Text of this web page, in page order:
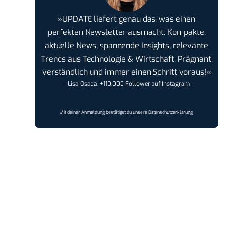
»UPDATE liefert genau das, was einen
perfekten Newsletter ausmacht: Kompakte,
aktuelle News, spannende Insights, relevante
Trends aus Technologie & Wirtschaft. Prägnant,
verständlich und immer einen Schritt voraus!«
– Lisa Osada, +110.000 Follower auf Instagram
Mit deiner Anmeldung bestätigst du unsereDatenschutzerklärung